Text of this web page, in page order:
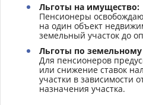
Льготы на имущество:
Пенсионеры
на один объект
земельный участок до
Льготы по земельному
Для пенсионеров
или снижение ставок
участки в зависимости
назначения участка.